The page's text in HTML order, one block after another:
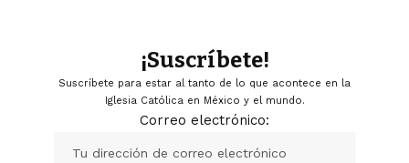
¡Suscríbete!
Suscríbete para estar al tanto de lo que acontece en la
Iglesia Católica en México y el mundo.
Correo electrónico: